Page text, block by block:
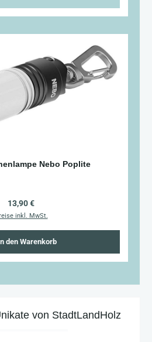
Nebo Poplite
Regulärer Preis:
13,90 €
inkl. MwSt.
den Warenkorb
von StadtLandHolz